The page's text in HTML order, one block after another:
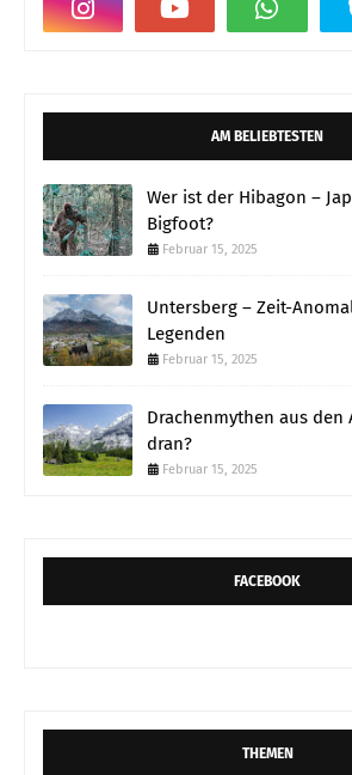
AM BELIEBTESTEN
Wer ist der Hibagon –
Bigfoot?
Februar 15, 2025
Untersberg – Zeit-
Legenden
Februar 15, 2025
Drachenmythen aus den
dran?
Februar 15, 2025
FACEBOOK
THEMEN